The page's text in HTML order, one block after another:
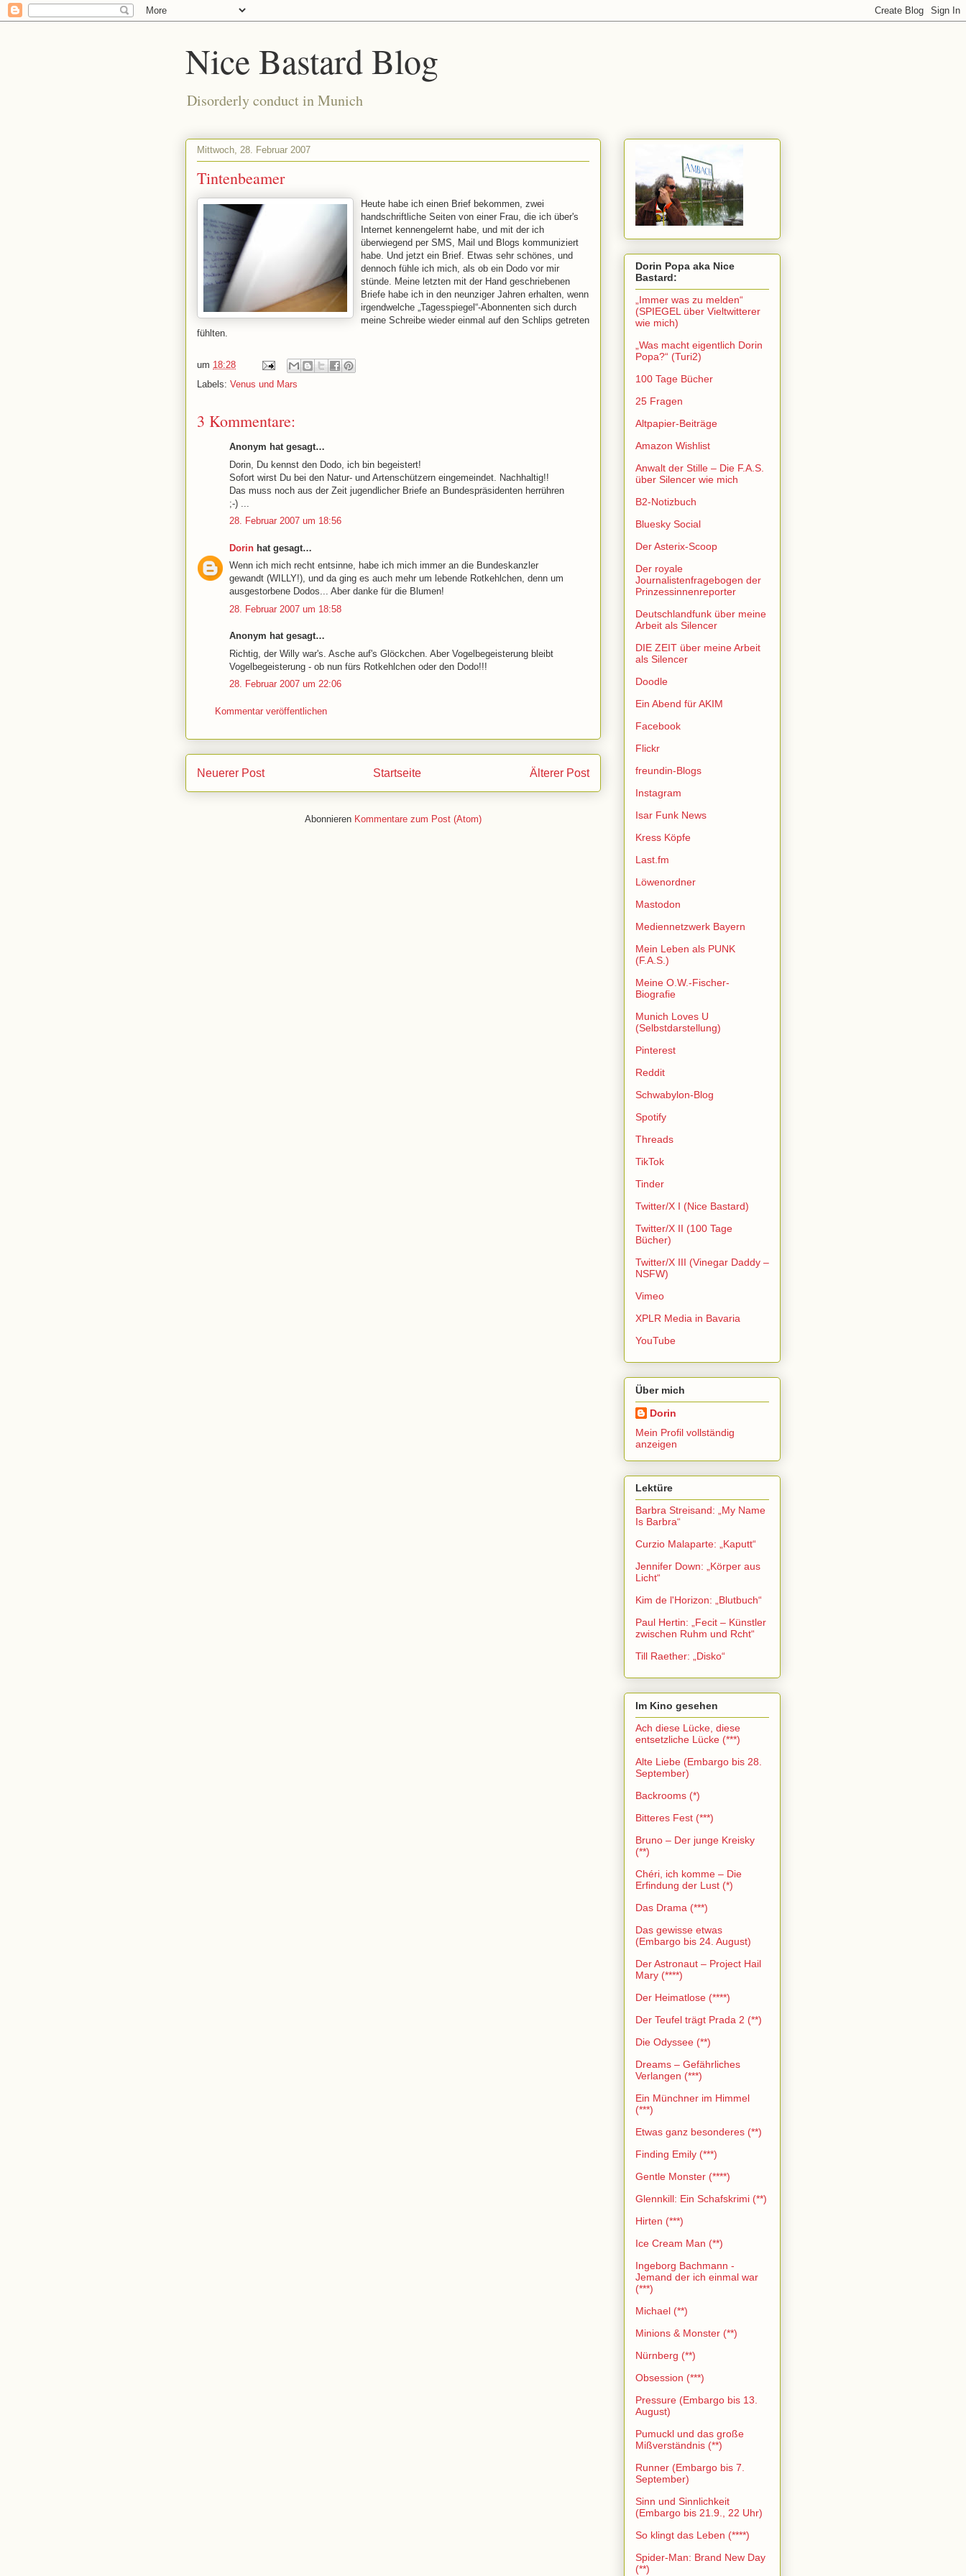
Nice Bastard Blog
Disorderly conduct in Munich
Mittwoch, 28. Februar 2007
Tintenbeamer
Heute habe ich einen Brief bekommen, zwei
handschriftliche Seiten von einer Frau, die ich über's
Internet kennengelernt habe, und mit der ich
überwiegend per SMS, Mail und Blogs kommuniziert
habe. Und jetzt ein Brief. Etwas sehr schönes, und
dennoch fühle ich mich, als ob ein Dodo vor mir
stünde. Meine letzten mit der Hand geschriebenen
Briefe habe ich in den neunziger Jahren erhalten, wenn
irgendwelche „Tagesspiegel“-Abonnenten sich durch
meine Schreibe wieder einmal auf den Schlips getreten
fühlten.
um 18:28
Labels: Venus und Mars
3 Kommentare:
Anonym hat gesagt…
Dorin, Du kennst den Dodo, ich bin begeistert!
Sofort wirst Du bei den Natur- und Artenschützern eingemeindet. Nachhaltig!!
Das muss noch aus der Zeit jugendlicher Briefe an Bundespräsidenten herrühren
;-) ...
28. Februar 2007 um 18:56
Dorin hat gesagt…
Wenn ich mich recht entsinne, habe ich mich immer an die Bundeskanzler
gewandt (WILLY!), und da ging es auch mehr um lebende Rotkehlchen, denn um
ausgestorbene Dodos... Aber danke für die Blumen!
28. Februar 2007 um 18:58
Anonym hat gesagt…
Richtig, der Willy war's. Asche auf's Glöckchen. Aber Vogelbegeisterung bleibt
Vogelbegeisterung - ob nun fürs Rotkehlchen oder den Dodo!!!
28. Februar 2007 um 22:06
Kommentar veröffentlichen
Neuerer Post Älterer Post
Startseite
Abonnieren Kommentare zum Post (Atom)
Dorin Popa aka Nice
Bastard:
„Immer was zu melden“
(SPIEGEL über Vieltwitterer
wie mich)
„Was macht eigentlich Dorin
Popa?“ (Turi2)
100 Tage Bücher
25 Fragen
Altpapier-Beiträge
Amazon Wishlist
Anwalt der Stille – Die F.A.S.
über Silencer wie mich
B2-Notizbuch
Bluesky Social
Der Asterix-Scoop
Der royale
Journalistenfragebogen der
Prinzessinnenreporter
Deutschlandfunk über meine
Arbeit als Silencer
DIE ZEIT über meine Arbeit
als Silencer
Doodle
Ein Abend für AKIM
Facebook
Flickr
freundin-Blogs
Instagram
Isar Funk News
Kress Köpfe
Last.fm
Löwenordner
Mastodon
Mediennetzwerk Bayern
Mein Leben als PUNK
(F.A.S.)
Meine O.W.-Fischer-
Biografie
Munich Loves U
(Selbstdarstellung)
Pinterest
Reddit
Schwabylon-Blog
Spotify
Threads
TikTok
Tinder
Twitter/X I (Nice Bastard)
Twitter/X II (100 Tage
Bücher)
Twitter/X III (Vinegar Daddy –
NSFW)
Vimeo
XPLR Media in Bavaria
YouTube
Über mich
Dorin
Mein Profil vollständig
anzeigen
Lektüre
Barbra Streisand: „My Name
Is Barbra“
Curzio Malaparte: „Kaputt“
Jennifer Down: „Körper aus
Licht“
Kim de l'Horizon: „Blutbuch“
Paul Hertin: „Fecit – Künstler
zwischen Ruhm und Rcht“
Till Raether: „Disko“
Im Kino gesehen
Ach diese Lücke, diese
entsetzliche Lücke (***)
Alte Liebe (Embargo bis 28.
September)
Backrooms (*)
Bitteres Fest (***)
Bruno – Der junge Kreisky
(**)
Chéri, ich komme – Die
Erfindung der Lust (*)
Das Drama (***)
Das gewisse etwas
(Embargo bis 24. August)
Der Astronaut – Project Hail
Mary (****)
Der Heimatlose (****)
Der Teufel trägt Prada 2 (**)
Die Odyssee (**)
Dreams – Gefährliches
Verlangen (***)
Ein Münchner im Himmel
(***)
Etwas ganz besonderes (**)
Finding Emily (***)
Gentle Monster (****)
Glennkill: Ein Schafskrimi (**)
Hirten (***)
Ice Cream Man (**)
Ingeborg Bachmann -
Jemand der ich einmal war
(***)
Michael (**)
Minions & Monster (**)
Nürnberg (**)
Obsession (***)
Pressure (Embargo bis 13.
August)
Pumuckl und das große
Mißverständnis (**)
Runner (Embargo bis 7.
September)
Sinn und Sinnlichkeit
(Embargo bis 21.9., 22 Uhr)
So klingt das Leben (****)
Spider-Man: Brand New Day
(**)